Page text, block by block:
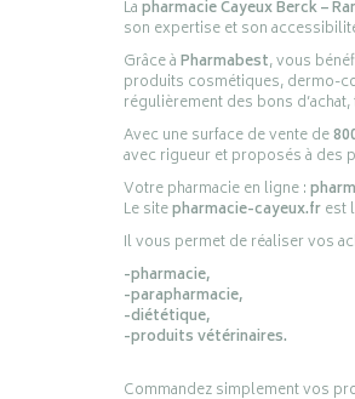
Lapharmacie Cayeux Berck –
son expertise et son
Grâce àPharmabest, vous
produits cosmétiques, dermo-
régulièrement des bons
Avec une surface de vente de
avec rigueur et proposés à des
Votre pharmacie en ligne :
Le sitepharmacie-cayeux.frest
Il vous permet de réaliser vos
-pharmacie,
-parapharmacie,
-diététique,
-produits vétérinaires.
Commandez simplement vos